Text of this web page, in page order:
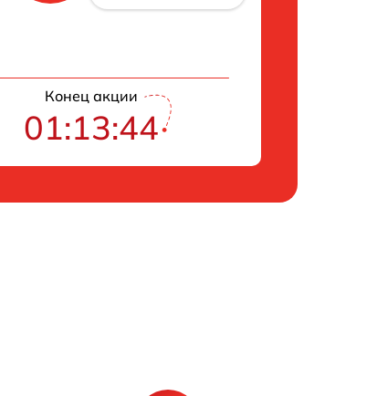
Конец акции
01:13:43